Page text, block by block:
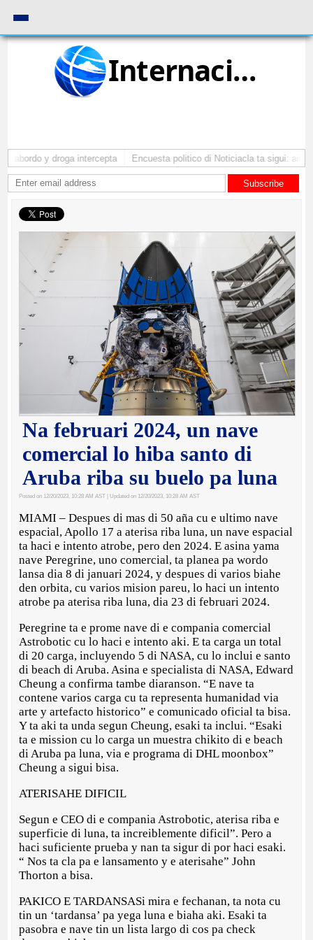
Internacional
abordo y droga intercepta Encuesta politico di Noticiacla ta sigui: ainda
Subscribe
Na februari 2024, un nave
comercial lo hiba santo di
Aruba riba su buelo pa luna
Posted on 12/20/2023, 10:28 AM AST | Updated on 12/20/2023, 10:28 AM AST
MIAMI – Despues di mas di 50 aña cu e ultimo nave
espacial, Apollo 17 a aterisa riba luna, un nave espacial
ta haci e intento atrobe, pero den 2024. E asina yama
nave Peregrine, uno comercial, ta planea pa wordo
lansa dia 8 di januari 2024, y despues di varios biahe
den orbita, cu varios mision pareu, lo haci un intento
atrobe pa aterisa riba luna, dia 23 di februari 2024.
Peregrine ta e prome nave di e compania comercial
Astrobotic cu lo haci e intento aki. E ta carga un total
di 20 carga, incluyendo 5 di NASA, cu lo inclui e santo
di beach di Aruba. Asina e specialista di NASA, Edward
Cheung a confirma tambe diaranson. “E nave ta
contene varios carga cu ta representa humanidad via
arte y artefacto historico” e comunicado oficial ta bisa.
Y ta aki ta unda segun Cheung, esaki ta inclui. “Esaki
ta e mission cu lo carga un muestra chikito di e beach
di Aruba pa luna, via e programa di DHL moonbox”
Cheung a sigui bisa.
ATERISAHE DIFICIL
Segun e CEO di e compania Astrobotic, aterisa riba e
superficie di luna, ta increiblemente dificil”. Pero a
haci suficiente prueba y nan ta sigur di por haci esaki.
“ Nos ta cla pa e lansamento y e aterisahe” John
Thorton a bisa.
PAKICO E TARDANSASi mira e fechanan, ta nota cu
tin un ‘tardansa’ pa yega luna e biaha aki. Esaki ta
pasobra e nave tin un lista largo di cos pa check